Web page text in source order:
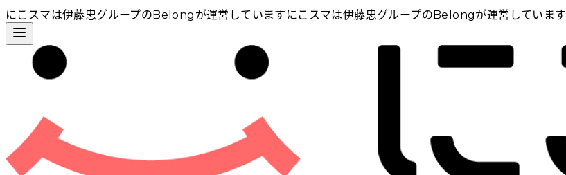
にこスマは伊藤忠グループのBelongが運営しています にこスマは伊藤忠グループのBelongが運営しています